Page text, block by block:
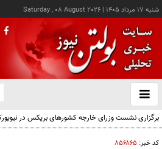
شنبه ۱۷ مرداد ۱۴۰۵ |
Saturday , 08 August 2026
باز
و
برگزاری نشست وزرای خارجه کشورهای بریکس در
کد خبر: ۸۵۶۸۶۵